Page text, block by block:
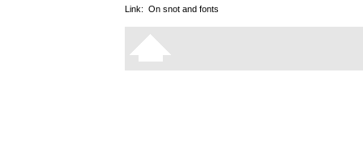
Link: On snot and fonts